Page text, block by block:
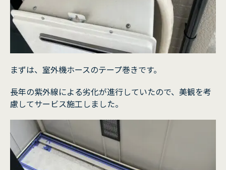
まずは、室外機ホースのテープ巻きです。
長年の紫外線による劣化が進行していたので、美観を考
慮してサービス施工しました。